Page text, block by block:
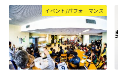
イベント/パフォーマンス